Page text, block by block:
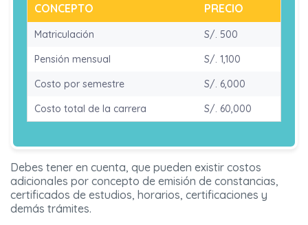
CONCEPTO PRECIO
Matriculación
S/. 500
Pensión mensual
S/. 1,100
Costo por semestre
S/. 6,000
Costo total de la carrera
S/. 60,000
Debes tener en cuenta, que pueden existir costos
adicionales por concepto de emisión de constancias,
certificados de estudios, horarios, certificaciones y
demás trámites.